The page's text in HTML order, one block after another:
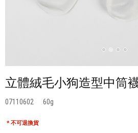
立體絨毛小狗造型中筒
07110602 60
* 不可退換貨